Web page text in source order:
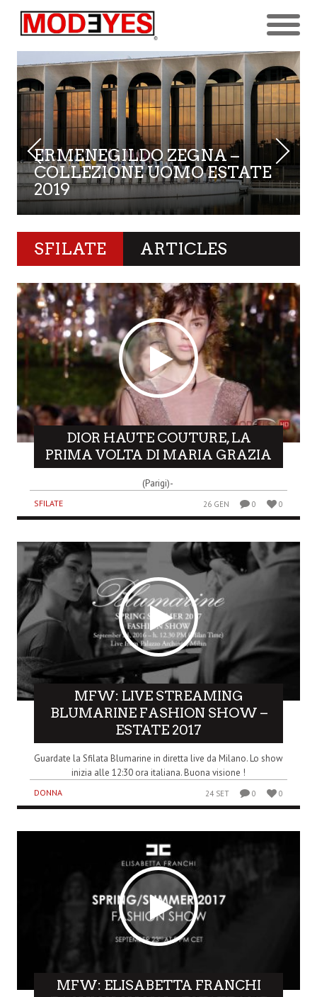
ERMENEGILDO ZEGNA –
COLLEZIONE UOMO ESTATE
2019
SFILATE ARTICLES
DIOR HAUTE COUTURE, LA
PRIMA VOLTA DI MARIA GRAZIA
(Parigi)-
SFILATE 26 GEN 0 0
MFW: LIVE STREAMING
BLUMARINE FASHION SHOW –
ESTATE 2017
Guardate la Sfilata Blumarine in diretta live da Milano. Lo show
inizia alle 12:30 ora italiana. Buona visione !
DONNA 24 SET 0 0
MFW: ELISABETTA FRANCHI